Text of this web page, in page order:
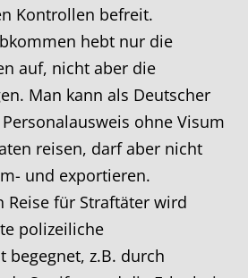
Kontrollen befreit.
hebt nur die
auf, nicht aber die
Man kann als Deutscher
ohne Visum
reisen, darf aber nicht
und exportieren.
Reise für Straftäter wird
polizeiliche
begegnet, z.B. durch